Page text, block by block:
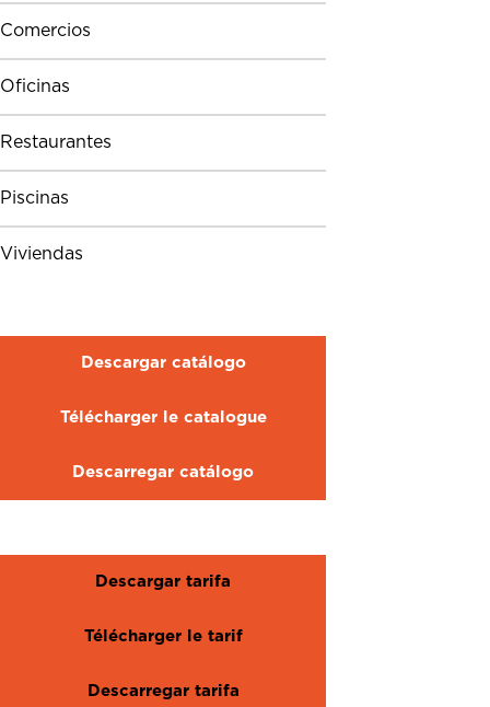
Comercios
Oficinas
Restaurantes
Piscinas
Viviendas
Descargar catálogo
Télécharger le catalogue
Descarregar catálogo
Descargar tarifa
Télécharger le tarif
Descarregar tarifa